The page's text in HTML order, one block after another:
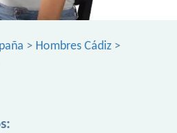
> Hombres Cádiz >